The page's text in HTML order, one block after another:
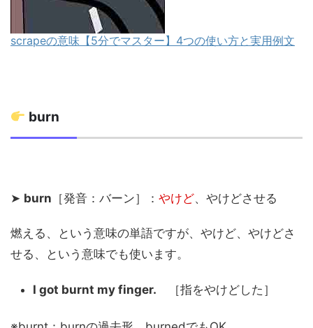
scrapeの意味【5分でマスター】4つの使い方と実用例文
burn
➤ burn ［発音：バーン］： やけど、やけどさせる
燃える、という意味の単語ですが、やけど、やけどさ
せる、という意味でも使います。
I got burnt my finger. ［指をやけどした］